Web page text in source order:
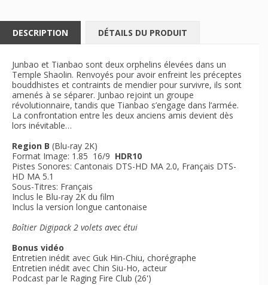
DESCRIPTION DÉTAILS DU PRODUIT
Junbao et Tianbao sont deux orphelins élevées dans un
Temple Shaolin. Renvoyés pour avoir enfreint les préceptes
bouddhistes et contraints de mendier pour survivre, ils sont
amenés à se séparer. Junbao rejoint un groupe
révolutionnaire, tandis que Tianbao s’engage dans l’armée.
La confrontation entre les deux anciens amis devient dès
lors inévitable…
Region B (Blu-ray 2K)
Format Image: 1.85 16/9 HDR10
Pistes Sonores: Cantonais DTS-HD MA 2.0, Français DTS-
HD MA 5.1
Sous-Titres: Français
Inclus le Blu-ray 2K du film
Inclus la version longue cantonaise
Boîtier Digipack 2 volets avec étui
Bonus vidéo
Entretien inédit avec Guk Hin-Chiu, chorégraphe
Entretien inédit avec Chin Siu-Ho, acteur
Podcast par le Raging Fire Club (26')